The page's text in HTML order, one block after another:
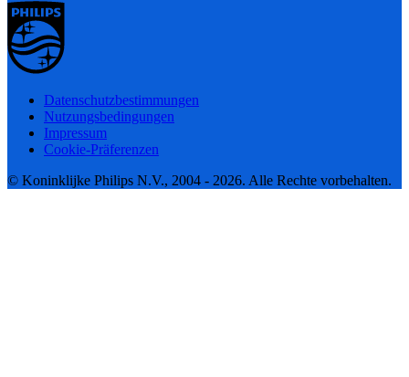
Datenschutzbestimmungen
Nutzungsbedingungen
Impressum
Cookie-Präferenzen
© Koninklijke Philips N.V., 2004 - 2026. Alle Rechte vorbehalten.